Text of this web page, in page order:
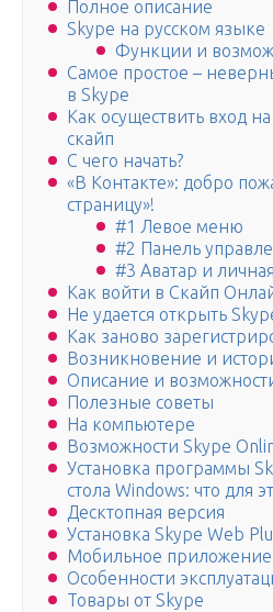
Полное описание
Skype на русском языке
Функции и
Самое простое –
в Skype
Как осуществить вход
скайп
С чего начать?
«В Контакте»: добро
страницу»!
#1 Левое меню
#2 Панель
#3 Аватар и
Как войти в Скайп
Не удается открыть
Как заново
Возникновение и
Описание и
Полезные советы
На компьютере
Возможности Skype
Установка программы
стола Windows: что для
Десктопная версия
Установка Skype Web
Мобильное приложение
Особенности
Товары от Skype